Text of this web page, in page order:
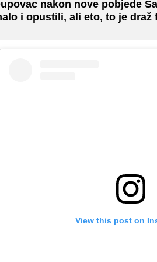
nakon nove pobjede
i opustili, ali eto, to je draž
View this post on